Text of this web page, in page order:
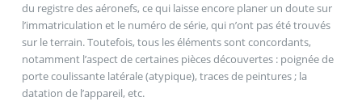
du registre des aéronefs, ce qui laisse encore planer un doute sur
l’immatriculation et le numéro de série, qui n’ont pas été trouvés
sur le terrain. Toutefois, tous les éléments sont concordants,
notamment l’aspect de certaines pièces découvertes : poignée de
porte coulissante latérale (atypique), traces de peintures ; la
datation de l’appareil, etc.